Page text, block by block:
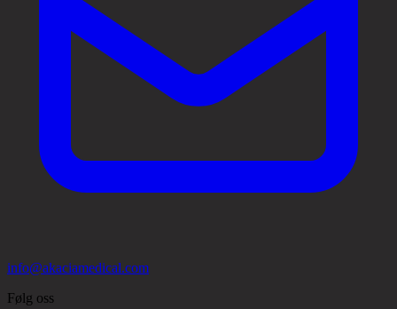
info@akaciamedical.com
Følg oss